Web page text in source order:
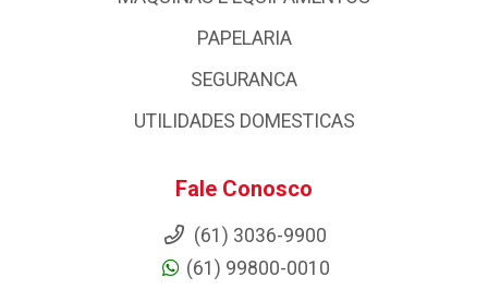
PAPELARIA
SEGURANCA
UTILIDADES DOMESTICAS
Fale Conosco
(61) 3036-9900
(61) 99800-0010